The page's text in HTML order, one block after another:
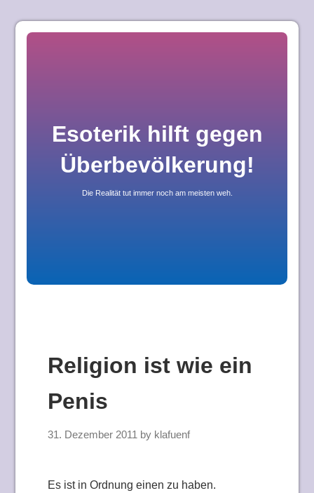
Skip
Esoterik hilft gegen
Überbevölkerung!
Die Realität tut immer noch am meisten weh.
Religion ist wie ein
Penis
31. Dezember 2011 by klafuenf
Es ist in Ordnung einen zu haben.